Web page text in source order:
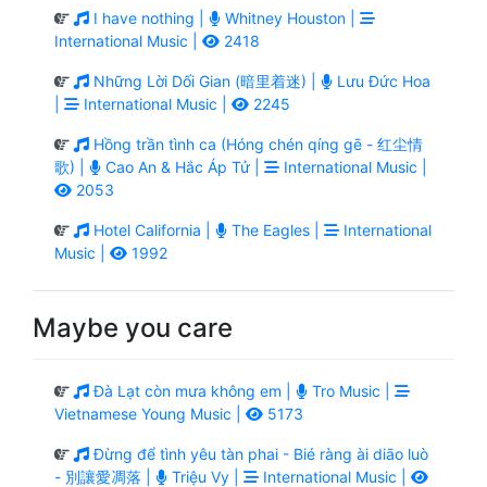
I have nothing |
Whitney Houston |
International Music |
2418
Những Lời Dối Gian (暗里着迷) |
Lưu Đức Hoa
International Music | 2245
Hồng trần tình ca (Hóng chén qíng gē - 红尘情
歌) |
Cao An & Hắc Áp Tử |
International Music |
2053
Hotel California | The Eagles |
International
Music |
1992
Maybe you care
Đà Lạt còn mưa không em |
Tro Music |
Vietnamese Young Music |
5173
Đừng để tình yêu tàn phai - Bié ràng ài diāo luò
- 別讓愛凋落 |
Triệu Vy |
International Music |